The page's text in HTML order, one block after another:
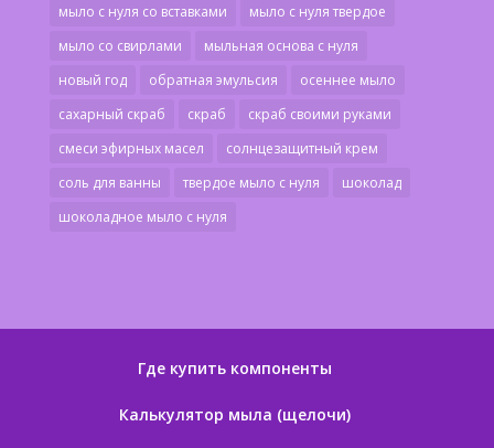
мыло с нуля со вставками
мыло с нуля твердое
мыло со свирлами
мыльная основа с нуля
новый год
обратная эмульсия
осеннее мыло
сахарный скраб
скраб
скраб своими руками
смеси эфирных масел
солнцезащитный крем
соль для ванны
твердое мыло с нуля
шоколад
шоколадное мыло с нуля
Где купить компоненты
Калькулятор мыла (щелочи)